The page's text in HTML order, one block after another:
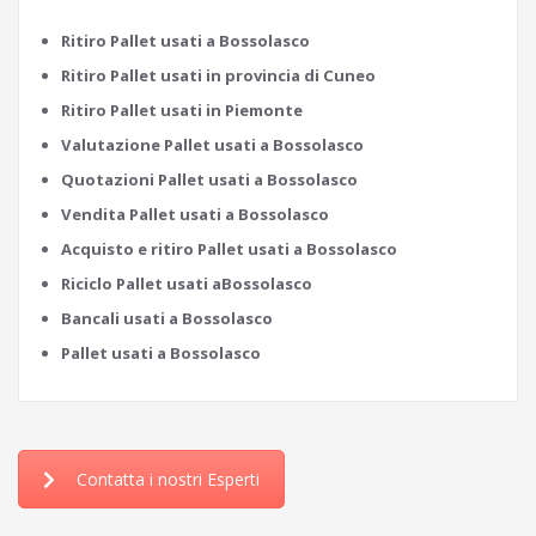
Ritiro Pallet usati a Bossolasco
Ritiro Pallet usati in provincia di Cuneo
Ritiro Pallet usati in Piemonte
Valutazione Pallet usati a Bossolasco
Quotazioni Pallet usati a Bossolasco
Vendita Pallet usati a Bossolasco
Acquisto e ritiro Pallet usati a Bossolasco
Riciclo Pallet usati aBossolasco
Bancali usati a Bossolasco
Pallet usati a Bossolasco
Contatta i nostri Esperti